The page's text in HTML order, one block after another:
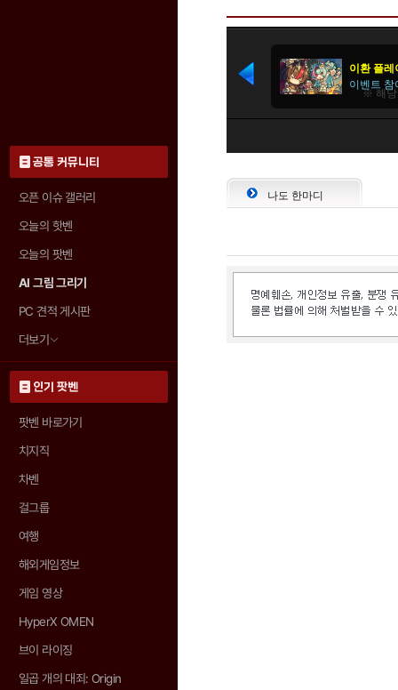
공통 커뮤니티
오픈 이슈 갤러리
오늘의 핫벤
오늘의 팟벤
AI 그림 그리기
PC 견적 게시판
더보기
인기 팟벤
팟벤 바로가기
치지직
차벤
걸그룹
여행
해외게임정보
게임 영상
HyperX OMEN
브이 라이징
일곱 개의 대죄: Origin
나도 한마디